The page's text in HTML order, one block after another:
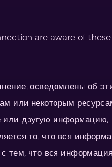
are aware of these
осведомлены об
или некоторым
или другую информацию,
то, что вся
тем, что вся